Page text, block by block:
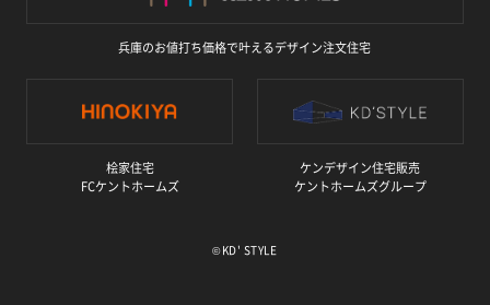
兵庫のお値打ち価格で叶えるデザイン注文住宅
桧家住宅
FCケントホームズ
ケンデザイン住宅販売
ケントホームズグループ
©KD' STYLE